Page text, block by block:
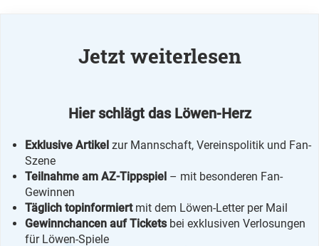
Jetzt weiterlesen
Hier schlägt das Löwen-Herz
Exklusive Artikel zur Mannschaft, Vereinspolitik und Fan-
Szene
Teilnahme am AZ-Tippspiel – mit besonderen Fan-
Gewinnen
Täglich topinformiertmit dem Löwen-Letter per Mail
Gewinnchancen auf Ticketsbei exklusiven Verlosungen
für Löwen-Spiele